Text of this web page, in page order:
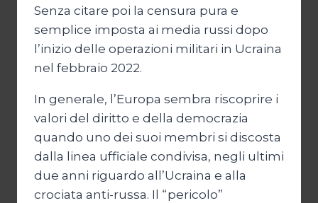
Senza citare poi la censura pura e
semplice imposta ai media russi dopo
l’inizio delle operazioni militari in Ucraina
nel febbraio 2022.
In generale, l’Europa sembra riscoprire i
valori del diritto e della democrazia
quando uno dei suoi membri si discosta
dalla linea ufficiale condivisa, negli ultimi
due anni riguardo all’Ucraina e alla
crociata anti-russa. Il “pericolo”